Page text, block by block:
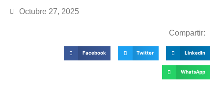
Octubre 27, 2025
Compartir:
Facebook Twitter LinkedIn
WhatsApp